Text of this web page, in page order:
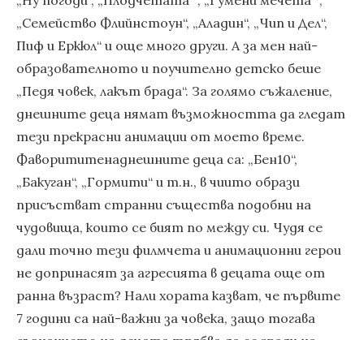
„Семейство Флийнстоун“, „Аладин“, „Чип и Дел“,
Пиф и Еркюл“ и още много други. А за мен най-
образователното и поучително детско беше
„Педя човек, лакът брада“. За голямо съжаление,
днешните деца нямат възможността да гледат
тези прекрасни анимации от моето време.
Фаворититенаднешните деца са: „Бен10“,
„Бакуган“, „Гормити“ и т.н., в чиито образи
присъстват странни същества подобни на
чудовища, които се бият по между си. Чудя се
дали точно тези филмчета и анимационни герои
не допринасят за агресията в децата още от
ранна възраст? Нали хората казват, че първите
7 години са най-важни за човека, защо тогава